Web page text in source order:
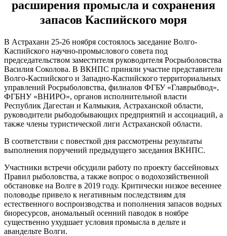
расширения промысла и сохранения
запасов Каспийского моря
В Астрахани 25-26 ноября состоялось заседание Волго-
Каспийского научно-промыслового совета под
председательством заместителя руководителя Росрыболовства
Василия Соколова. В ВКНПС приняли участие представители
Волго-Каспийского и Западно-Каспийского территориальных
управлений Росрыболовства, филиалов ФГБУ «Главрыбвод»,
ФГБНУ «ВНИРО», органов исполнительной власти
Республик Дагестан и Калмыкия, Астраханской области,
руководители рыбодобывающих предприятий и ассоциаций, а
также члены туристической лиги Астраханской области.
В соответствии с повесткой дня рассмотрены результаты
выполнения поручений предыдущего заседания ВКНПС.
Участники встречи обсудили работу по проекту бассейновых
Правил рыболовства, а также вопрос о водохозяйственной
обстановке на Волге в 2019 году. Критически низкое весеннее
половодье привело к негативным последствиям для
естественного воспроизводства и пополнения запасов водных
биоресурсов, аномальный осенний паводок в ноябре
существенно ухудшает условия промысла в дельте и
авандельте Волги.